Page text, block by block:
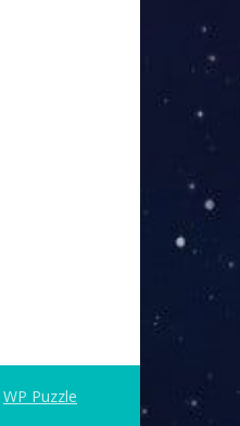
WP Puzzle